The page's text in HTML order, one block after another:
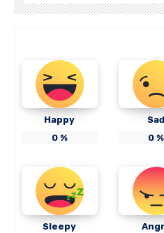
Happy
0%
Sad
0 %
Sleepy